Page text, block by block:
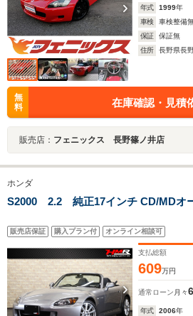
年式 1999年
車検
車検整備
保証
保証無
住所
長野県長
無
料
在庫確認・見積
販売店： フェニックス 長野篠ノ井店
ホンダ
S2000 2.2 純正17インチ CD/MDオ
販売店保証 購入プラン付 オンライン相談可
支払総額
609万円
通常ローン 月々
年式 2006年